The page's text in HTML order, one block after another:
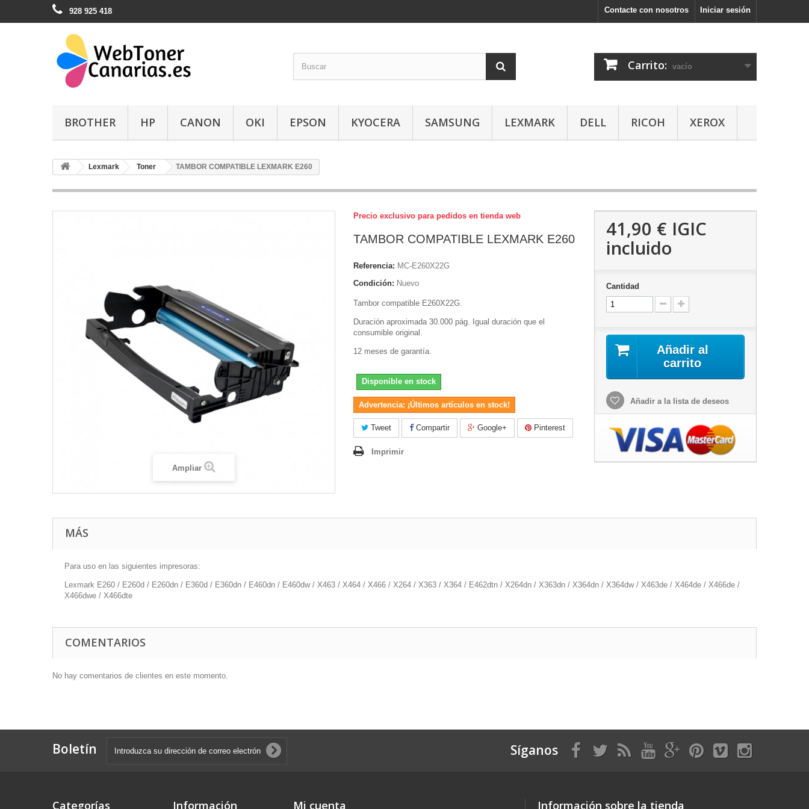
Iniciar sesión
Contacte con nosotros
928 925 418
Carrito: vacío
BROTHER HP CANON OKI EPSON KYOCERA SAMSUNG LEXMARK DELL RICOH XEROX
Lexmark Toner TAMBOR COMPATIBLE LEXMARK E260
Ampliar
Precio exclusivo para pedidos en tienda web
TAMBOR COMPATIBLE LEXMARK E260
Referencia: MC-E260X22G
Condición: Nuevo
Tambor compatible E260X22G.
Duración aproximada 30.000 pág. Igual duración que el
consumible original.
12 meses de garantía.
Disponible en stock
Advertencia: ¡Últimos artículos en stock!
Tweet Compartir Google+ Pinterest
Imprimir
41,90 € IGIC
incluido
Cantidad
Añadir al
carrito
Añadir a la lista de deseos
MÁS
Para uso en las siguientes impresoras:
Lexmark E260 / E260d / E260dn / E360d / E360dn / E460dn / E460dw / X463 / X464 / X466 / X264 / X363 / X364 / E462dtn / X264dn / X363dn / X364dn / X364dw / X463de / X464de / X466de /
X466dwe / X466dte
COMENTARIOS
No hay comentarios de clientes en este momento.
Boletín Síganos
Categorías Información Mi cuenta Información sobre la tienda